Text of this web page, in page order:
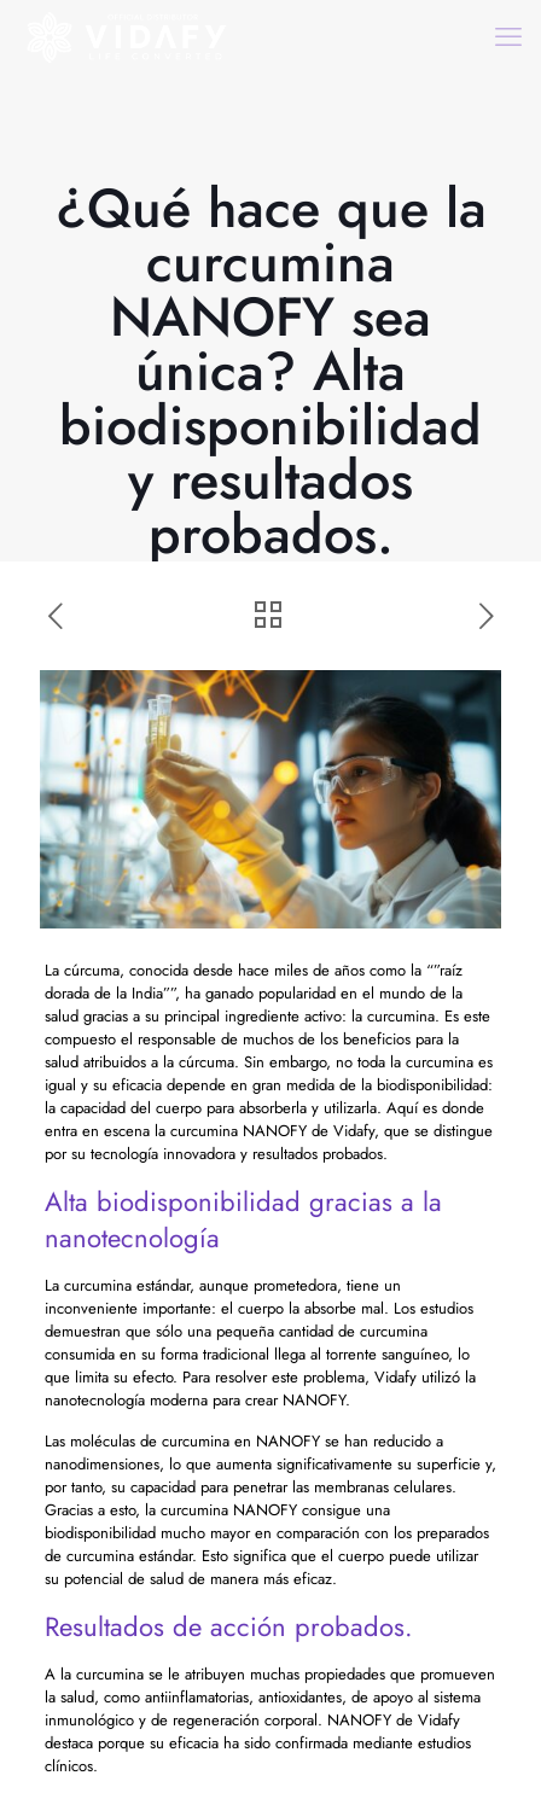
¿Qué hace que la
curcumina
NANOFY sea
única? Alta
biodisponibilidad
y resultados
probados.
La cúrcuma, conocida desde hace miles de años como la “”raíz
dorada de la India””, ha ganado popularidad en el mundo de la
salud gracias a su principal ingrediente activo: la curcumina. Es este
compuesto el responsable de muchos de los beneficios para la
salud atribuidos a la cúrcuma. Sin embargo, no toda la curcumina es
igual y su eficacia depende en gran medida de la biodisponibilidad:
la capacidad del cuerpo para absorberla y utilizarla. Aquí es donde
entra en escena la curcumina NANOFY de Vidafy, que se distingue
por su tecnología innovadora y resultados probados.
Alta biodisponibilidad gracias a la
nanotecnología
La curcumina estándar, aunque prometedora, tiene un
inconveniente importante: el cuerpo la absorbe mal. Los estudios
demuestran que sólo una pequeña cantidad de curcumina
consumida en su forma tradicional llega al torrente sanguíneo, lo
que limita su efecto. Para resolver este problema, Vidafy utilizó la
nanotecnología moderna para crear NANOFY.
Las moléculas de curcumina en NANOFY se han reducido a
nanodimensiones, lo que aumenta significativamente su superficie y,
por tanto, su capacidad para penetrar las membranas celulares.
Gracias a esto, la curcumina NANOFY consigue una
biodisponibilidad mucho mayor en comparación con los preparados
de curcumina estándar. Esto significa que el cuerpo puede utilizar
su potencial de salud de manera más eficaz.
Resultados de acción probados.
A la curcumina se le atribuyen muchas propiedades que promueven
la salud, como antiinflamatorias, antioxidantes, de apoyo al sistema
inmunológico y de regeneración corporal. NANOFY de Vidafy
destaca porque su eficacia ha sido confirmada mediante estudios
clínicos.